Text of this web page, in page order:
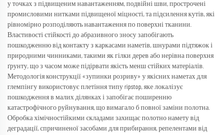
у точках з підвищеним навантаженням, подвійні шви, прострочені
промисловими нитками підвищеної міцності, та підсилення кутів, які
рівномірно розподіляють навантаження по поверхні тканини.
Властивості стійкості до абразивного зносу запобігають
пошкодженню від контакту з каркасами наметів, шнурами підтяжок і
природними чинниками, такими як гілки дерев або нерівна поверхня
ґрунту, що з часом може підірвати якість менш стійких матеріалів.
Методологія конструкції «зупинки розриву» у якісних наметах для
глемпінгу використовує плетіння типу ripstop, яке локалізує
пошкодження в малих ділянках і запобігає поширенню
катастрофічного руйнування, що вимагало б повної заміни полотна.
Обробка хімічностійкими складами захищає полотно намету від
деградації, спричиненої засобами для прибирання, репелентами від